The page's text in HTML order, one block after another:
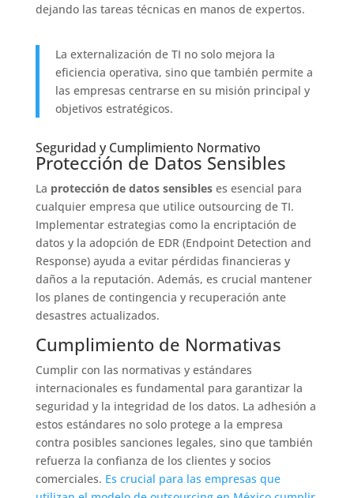
dejando las tareas técnicas en manos de expertos.
La externalización de TI no solo mejora la
eficiencia operativa, sino que también permite a
las empresas centrarse en su misión principal y
objetivos estratégicos.
Seguridad y Cumplimiento Normativo
Protección de Datos Sensibles
La protección de datos sensibleses esencial para
cualquier empresa que utilice outsourcing de TI.
Implementar estrategias como la encriptación de
datos y la adopción de EDR (Endpoint Detection and
Response) ayuda a evitar pérdidas financieras y
daños a la reputación. Además, es crucial mantener
los planes de contingencia y recuperación ante
desastres actualizados.
Cumplimiento de Normativas
Cumplir con las normativas y estándares
internacionales es fundamental para garantizar la
seguridad y la integridad de los datos. La adhesión a
estos estándares no solo protege a la empresa
contra posibles sanciones legales, sino que también
refuerza la confianza de los clientes y socios
comerciales. Es crucial para las empresas que